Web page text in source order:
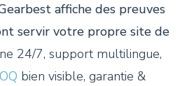
affiche des preuves
servir votre propre site de
24/7, support multilingue,
bien visible, garantie &